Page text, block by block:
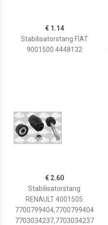
€ 1.14
Stabilisatorstang FIAT
9001500 4448132
€ 2.60
Stabilisatorstang
RENAULT 4001505
7700799404,7700799404
7703034237,7703034237